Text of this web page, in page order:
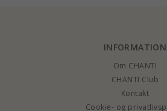
INFORMATION
Om CHANTI
CHANTI Club
Kontakt
Cookie- og